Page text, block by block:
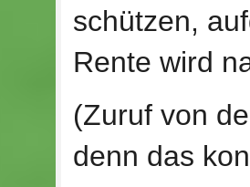
schützen,
Rente wird
(Zuruf von
denn das